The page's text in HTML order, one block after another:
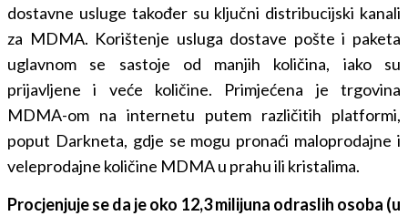
dostavne usluge također su ključni distribucijski kanali
za MDMA. Korištenje usluga dostave pošte i paketa
uglavnom se sastoje od manjih količina, iako su
prijavljene i veće količine. Primjećena je trgovina
MDMA-om na internetu putem različitih platformi,
poput Darkneta, gdje se mogu pronaći maloprodajne i
veleprodajne količine MDMA u prahu ili kristalima.
Procjenjuje se da je oko 12,3 milijuna odraslih osoba (u